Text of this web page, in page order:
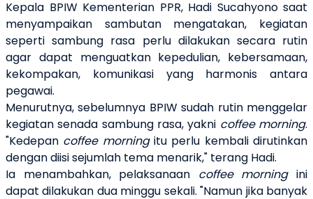
Kepala BPIW Kementerian PPR, Hadi Sucahyono saat
menyampaikan sambutan mengatakan, kegiatan
seperti sambung rasa perlu dilakukan secara rutin
agar dapat menguatkan kepedulian, kebersamaan,
kekompakan, komunikasi yang harmonis antara
pegawai.
Menurutnya, sebelumnya BPIW sudah rutin menggelar
kegiatan senada sambung rasa, yakni coffee morning.
"Kedepan coffee morningitu perlu kembali dirutinkan
dengan diisi sejumlah tema menarik," terang Hadi.
Ia menambahkan, pelaksanaan coffee morningini
dapat dilakukan dua minggu sekali. "Namun jika banyak